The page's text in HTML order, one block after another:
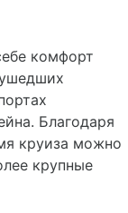
комфорт
Благодаря
круиза можно
крупные